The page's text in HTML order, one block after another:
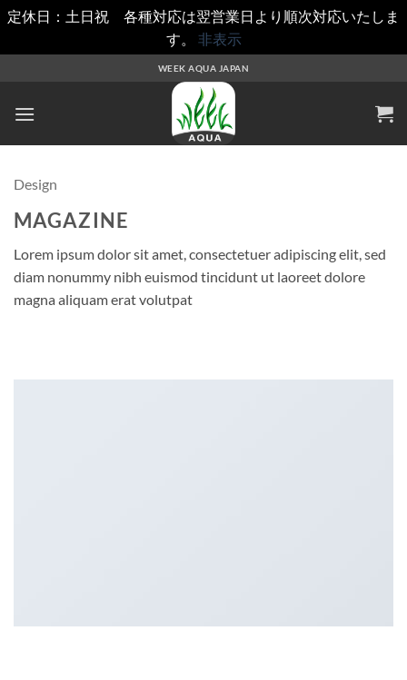
定休日：土日祝 各種対応は翌営業日より順次対応いたしま
す。 非表示
content
WEEK AQUA JAPAN
Design
MAGAZINE
Lorem ipsum dolor sit amet, consectetuer adipiscing elit, sed
diam nonummy nibh euismod tincidunt ut laoreet dolore
magna aliquam erat volutpat